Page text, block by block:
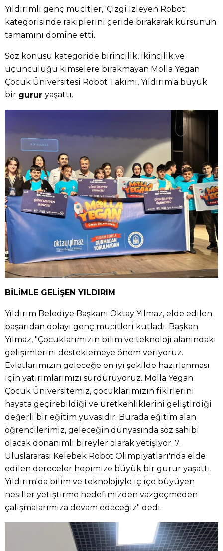
Yıldırımlı genç mucitler, 'Çizgi İzleyen Robot'
kategorisinde rakiplerini geride bırakarak kürsünün
tamamını domine etti.
Söz konusu kategoride birincilik, ikincilik ve
üçüncülüğü kimselere bırakmayan Molla Yegan
Çocuk Üniversitesi Robot Takımı, Yıldırım'a büyük
bir gurur yaşattı.
BİLİMLE GELİŞEN YILDIRIM
Yıldırım Belediye Başkanı Oktay Yılmaz, elde edilen
başarıdan dolayı genç mucitleri kutladı. Başkan
Yılmaz, "Çocuklarımızın bilim ve teknoloji alanındaki
gelişimlerini desteklemeye önem veriyoruz.
Evlatlarımızın geleceğe en iyi şekilde hazırlanması
için yatırımlarımızı sürdürüyoruz. Molla Yegan
Çocuk Üniversitemiz, çocuklarımızın fikirlerini
hayata geçirebildiği ve üretkenliklerini geliştirdiği
değerli bir eğitim yuvasıdır. Burada eğitim alan
öğrencilerimiz, geleceğin dünyasında söz sahibi
olacak donanımlı bireyler olarak yetişiyor. 7.
Uluslararası Kelebek Robot Olimpiyatları'nda elde
edilen dereceler hepimize büyük bir gurur yaşattı.
Yıldırım'da bilim ve teknolojiyle iç içe büyüyen
nesiller yetiştirme hedefimizden vazgeçmeden
çalışmalarımıza devam edeceğiz" dedi.